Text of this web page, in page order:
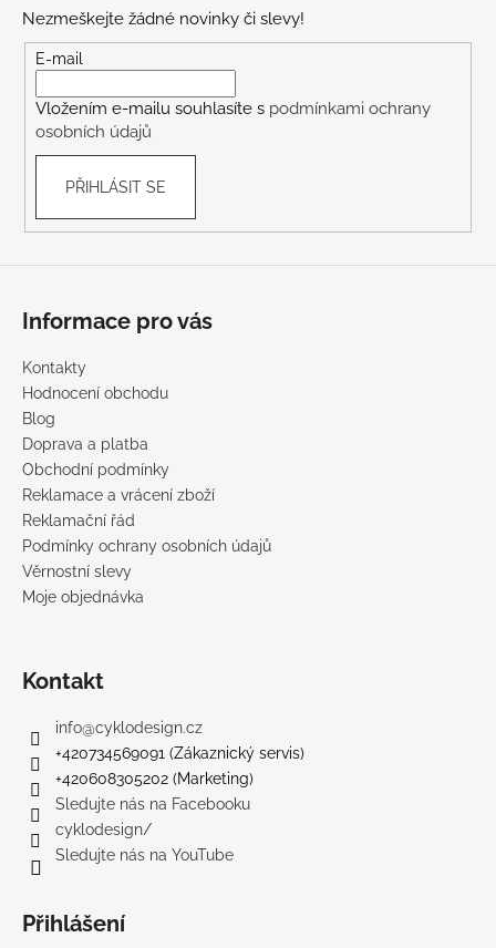
Nezmeškejte žádné novinky či slevy!
E-mail
Vložením e-mailu souhlasíte s podmínkami ochrany
osobních údajů
PŘIHLÁSIT SE
Informace pro vás
Kontakty
Hodnocení obchodu
Blog
Doprava a platba
Obchodní podmínky
Reklamace a vrácení zboží
Reklamační řád
Podmínky ochrany osobních údajů
Věrnostní slevy
Moje objednávka
Kontakt
info@cyklodesign.cz
+420734569091 (Zákaznický servis)
+420608305202 (Marketing)
Sledujte nás na Facebooku
cyklodesign/
Sledujte nás na YouTube
Přihlášení